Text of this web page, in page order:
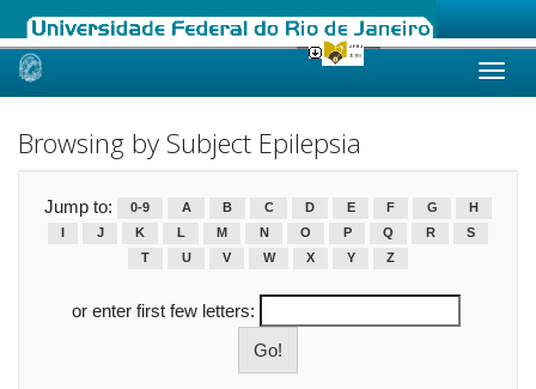
Skip
Browsing by Subject Epilepsia
Jump to: 0-9 A B C D E F G
H
J K L M N O P Q R
S
T
U V W X Y Z
or enter first few letters: